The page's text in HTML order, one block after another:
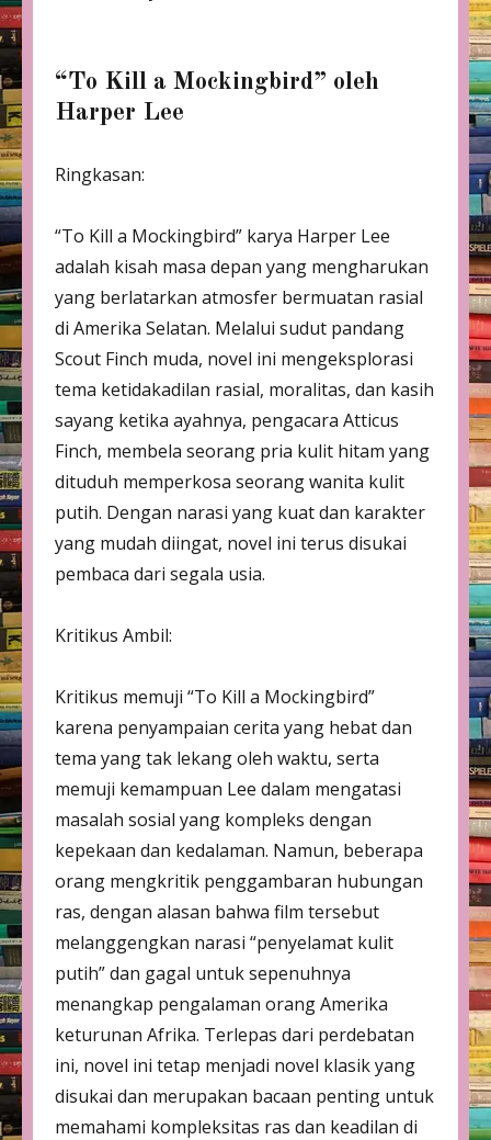
“To Kill a Mockingbird” oleh
Harper Lee
Ringkasan:
“To Kill a Mockingbird” karya Harper Lee
adalah kisah masa depan yang mengharukan
yang berlatarkan atmosfer bermuatan rasial
di Amerika Selatan. Melalui sudut pandang
Scout Finch muda, novel ini mengeksplorasi
tema ketidakadilan rasial, moralitas, dan kasih
sayang ketika ayahnya, pengacara Atticus
Finch, membela seorang pria kulit hitam yang
dituduh memperkosa seorang wanita kulit
putih. Dengan narasi yang kuat dan karakter
yang mudah diingat, novel ini terus disukai
pembaca dari segala usia.
Kritikus Ambil:
Kritikus memuji “To Kill a Mockingbird”
karena penyampaian cerita yang hebat dan
tema yang tak lekang oleh waktu, serta
memuji kemampuan Lee dalam mengatasi
masalah sosial yang kompleks dengan
kepekaan dan kedalaman. Namun, beberapa
orang mengkritik penggambaran hubungan
ras, dengan alasan bahwa film tersebut
melanggengkan narasi “penyelamat kulit
putih” dan gagal untuk sepenuhnya
menangkap pengalaman orang Amerika
keturunan Afrika. Terlepas dari perdebatan
ini, novel ini tetap menjadi novel klasik yang
disukai dan merupakan bacaan penting untuk
memahami kompleksitas ras dan keadilan di